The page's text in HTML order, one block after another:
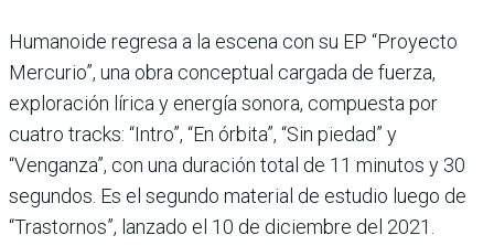
Humanoide regresa a la escena con su EP “Proyecto
Mercurio”, una obra conceptual cargada de fuerza,
exploración lírica y energía sonora, compuesta por
cuatro tracks: “Intro”, “En órbita”, “Sin piedad” y
“Venganza”, con una duración total de 11 minutos y 30
segundos. Es el segundo material de estudio luego de
“Trastornos”, lanzado el 10 de diciembre del 2021.